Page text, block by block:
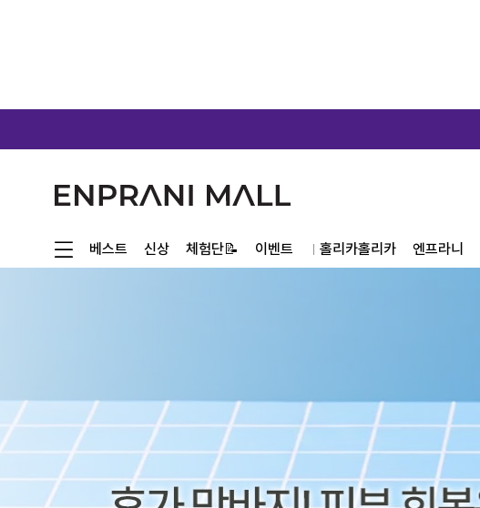
베스트 신상 체험단📝 이벤트 홀리카홀리카 엔프라니